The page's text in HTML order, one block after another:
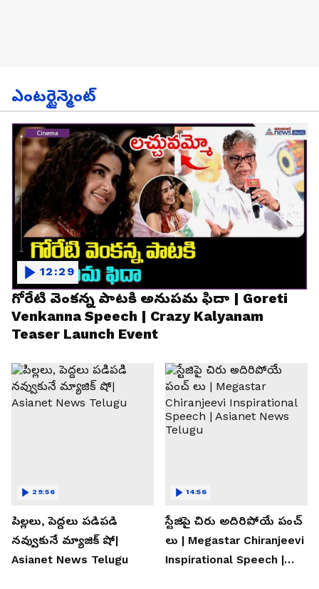
ఎంటర్టైన్మెంట్
గోరేటి వెంకన్న పాటకి అనుపమ ఫిదా | Goreti
Venkanna Speech | Crazy Kalyanam
Teaser Launch Event
12:29
పిల్లలు, పెద్దలు పడిపడి
నవ్వుకునే మ్యాజిక్ షో|
Asianet News Telugu
29:56
స్టేజిపై చిరు అదిరిపోయే పంచ్
లు | Megastar Chiranjeevi
Inspirational Speech |
14:56